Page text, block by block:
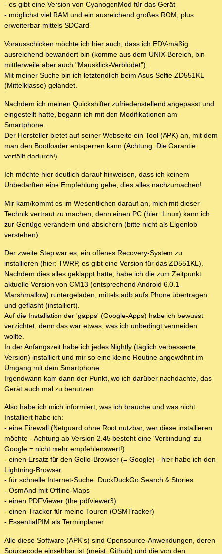
- es gibt eine Version von CyanogenMod für das Gerät
- möglichst viel RAM und ein ausreichend großes ROM, plus
erweiterbar mittels SDCard
Vorausschicken möchte ich hier auch, dass ich EDV-mäßig
ausreichend bewandert bin (komme aus dem UNIX-Bereich, bin
mittlerweile aber auch "Mausklick-Verblödet").
Mit meiner Suche bin ich letztendlich beim Asus Selfie ZD551KL
(Mittelklasse) gelandet.
Nachdem ich meinen Quickshifter zufriedenstellend angepasst und
eingestellt hatte, begann ich mit den Modifikationen am
Smartphone.
Der Hersteller bietet auf seiner Webseite ein Tool (APK) an, mit dem
man den Bootloader entsperren kann (Achtung: Die Garantie
verfällt dadurch!).
Ich möchte hier deutlich darauf hinweisen, dass ich keinem
Unbedarften eine Empfehlung gebe, dies alles nachzumachen!
Mir kam/kommt es im Wesentlichen darauf an, mich mit dieser
Technik vertraut zu machen, denn einen PC (hier: Linux) kann ich
zur Genüge verändern und absichern (bitte nicht als Eigenlob
verstehen).
Der zweite Step war es, ein offenes Recovery-System zu
installieren (hier: TWRP, es gibt eine Version für das ZD551KL).
Nachdem dies alles geklappt hatte, habe ich die zum Zeitpunkt
aktuelle Version von CM13 (entsprechend Android 6.0.1
Marshmallow) runtergeladen, mittels adb aufs Phone übertragen
und geflasht (installiert).
Auf die Installation der 'gapps' (Google-Apps) habe ich bewusst
verzichtet, denn das war etwas, was ich unbedingt vermeiden
wollte.
In der Anfangszeit habe ich jedes Nightly (täglich verbesserte
Version) installiert und mir so eine kleine Routine angewöhnt im
Umgang mit dem Smartphone.
Irgendwann kam dann der Punkt, wo ich darüber nachdachte, das
Gerät auch mal zu benutzen.
Also habe ich mich informiert, was ich brauche und was nicht.
Installiert habe ich:
- eine Firewall (Netguard ohne Root nutzbar, wer diese installieren
möchte - Achtung ab Version 2.45 besteht eine 'Verbindung' zu
Google = nicht mehr empfehlenswert!)
- einen Ersatz für den Gello-Browser (= Google) - hier habe ich den
Lightning-Browser.
- für schnelle Internet-Suche: DuckDuckGo Search & Stories
- OsmAnd mit Offline-Maps
- einen PDFViewer (the.pdfviewer3)
- einen Tracker für meine Touren (OSMTracker)
- EssentialPIM als Terminplaner
Alle diese Software (APK's) sind Opensource-Anwendungen, deren
Sourcecode einsehbar ist (meist: Github) und die von den